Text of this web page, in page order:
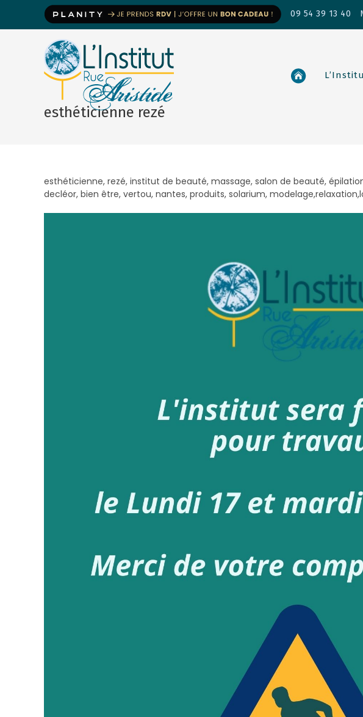
09 54 39 13 40
esthéticienne rezé
esthéticienne, rezé, institut de beauté, massage, salon de beauté,
decléor, bien être, vertou, nantes, produits, solarium,